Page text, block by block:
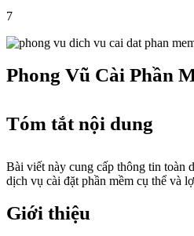
7
Phong Vũ Cài Phần
Tóm tắt nội dung
Bài viết này cung cấp thông tin toàn
dịch vụ cài đặt phần mềm cụ thể và
Giới thiệu